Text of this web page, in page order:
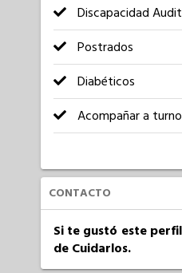
Discapacidad
Postrados
Diabéticos
Acompañar a
CONTACTO
Si te gustó este
de Cuidarlos.